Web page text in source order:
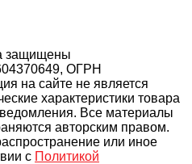
защищены
ОГРН
на сайте не является
характеристики товара
Все материалы
авторским правом.
или иное
с Политикой